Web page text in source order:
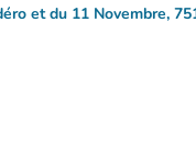
et du 11 Novembre,
(ouvrir dans
(nouvel onglet)